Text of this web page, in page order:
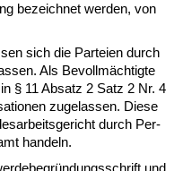
be­zeich­net wer­den, von
sich die Par­tei­en durch
Als Be­vollmäch­tig­te
§ 11 Ab­satz 2 Satz 2 Nr. 4
zu­ge­las­sen. Die­se
durch Per­
han­deln.